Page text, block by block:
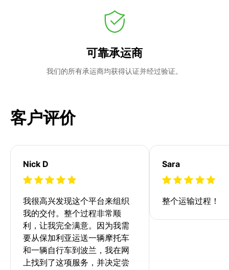
可靠承运商
我们的所有承运商均获得认证并经过验证。
客户评价
Nick D
我很高兴发现这个平台来组织
我的交付。整个过程非常顺
利，让我完全满意。因为我需
要从保加利亚运送一辆摩托车
和一辆自行车到波兰，我在网
上找到了这项服务，并决定尝
Sara
整个运输过程！